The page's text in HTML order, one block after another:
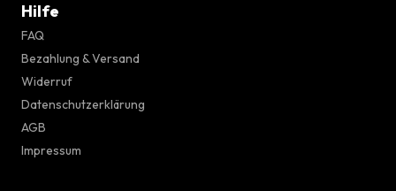
Hilfe
FAQ
Bezahlung & Versand
Widerruf
Datenschutzerklärung
AGB
Impressum